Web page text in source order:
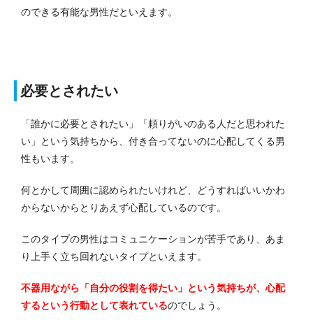
のできる有能な男性だといえます。
必要とされたい
「誰かに必要とされたい」「頼りがいのある人だと思われた
い」という気持ちから、付き合ってないのに心配してくる男
性もいます。
何とかして周囲に認められたいけれど、どうすればいいかわ
からないからとりあえず心配しているのです。
このタイプの男性はコミュニケーションが苦手であり、あま
り上手く立ち回れないタイプといえます。
不器用ながら「自分の役割を得たい」という気持ちが、心配
するという行動として表れているのでしょう。